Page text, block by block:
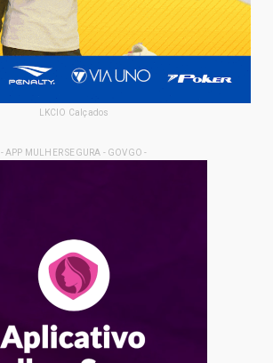
LKCIO Calçados
- APP MULHER SEGURA - GOVGO -